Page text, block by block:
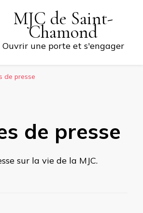
MJC de Saint-
Chamond
Ouvrir une porte et s'engager
de presse
de presse
sur la vie de la MJC.